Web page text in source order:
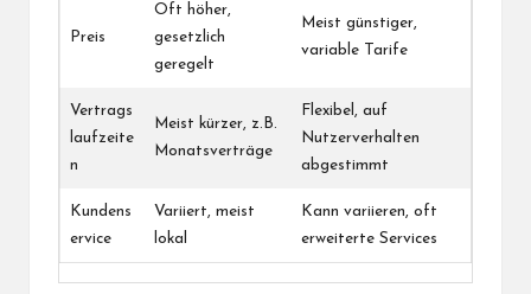
Preis
Oft höher,
gesetzlich
geregelt
Meist günstiger,
variable Tarife
Vertrags
laufzeite
n
Meist kürzer, z.B.
Monatsverträge
Flexibel, auf
Nutzerverhalten
abgestimmt
Kundens
ervice
Variiert, meist
lokal
Kann variieren, oft
erweiterte Services